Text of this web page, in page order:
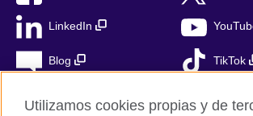
LinkedIn
Blog TikTok
Utilizamos cookies propias y de